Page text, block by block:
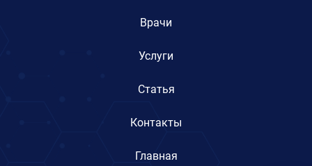
Врачи
Услуги
Статья
Контакты
Главная